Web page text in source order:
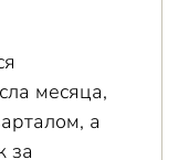
месяца,
а
за